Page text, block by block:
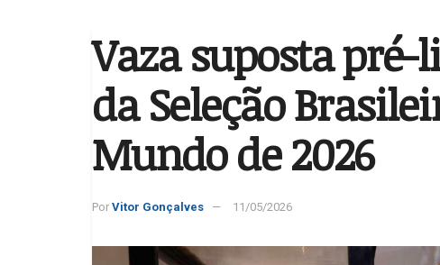
Vaza suposta
da Seleção
Mundo de 2026
Por Vitor Gonçalves 11/05/2026